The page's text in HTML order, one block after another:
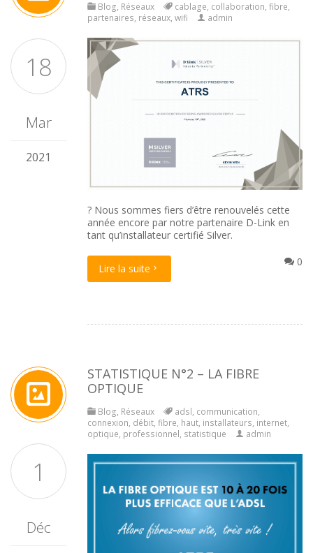
18
Mar
2021
Blog, Réseaux cablage, collaboration, fibre,
partenaires, réseaux, wifi admin
? Nous sommes fiers d’être renouvelés cette
année encore par notre partenaire D-Link en
tant qu’installateur certifié Silver.
0
Lire la suite
1
Déc
STATISTIQUE N°2 – LA FIBRE
OPTIQUE
Blog, Réseaux adsl, communication,
connexion, débit, fibre, haut, installateurs, internet,
optique, professionnel, statistique admin